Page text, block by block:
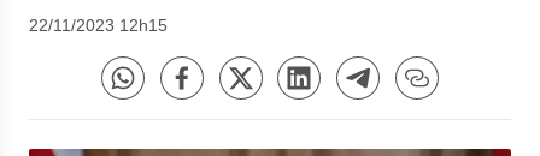
22/11/2023 12h15